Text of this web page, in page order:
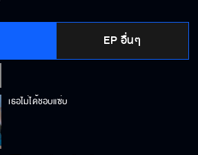
EP อื่นๆ
เธอไม่ได้ชอบแซ่บ